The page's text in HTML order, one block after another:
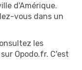
d'Amérique.
vous dans un
les
Opodo.fr. C'est